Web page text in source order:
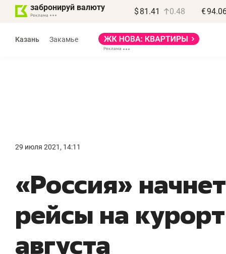
забронируй валюту $ 81.41 0.48 €
Казань Закамье
29 июля 2021, 14:11
«Россия»
рейсы на
августа
правил, бизнес может
потерять минимум
Как бизнесу выйти на зарубежные
чем интересен Оман?